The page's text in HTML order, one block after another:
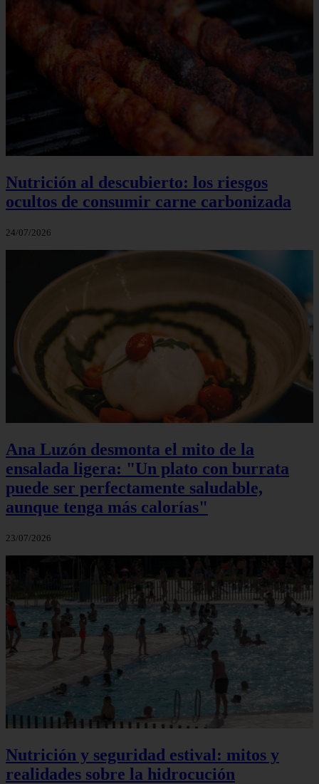
Nutrición al descubierto: los riesgos
ocultos de consumir carne carbonizada
24/07/2026
Ana Luzón desmonta el mito de la
ensalada ligera: "Un plato con burrata
puede ser perfectamente saludable,
aunque tenga más calorías"
23/07/2026
Nutrición y seguridad estival: mitos y
realidades sobre la hidrocución